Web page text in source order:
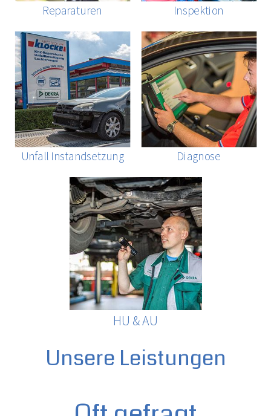
Reparaturen Inspektion
Unfall Instandsetzung Diagnose
HU & AU
Unsere Leistungen